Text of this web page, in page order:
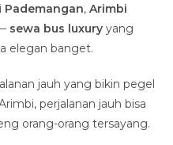
Pademangan,Arimbi
sewa bus luxury yang
elegan banget.
jauh yang bikin pegel
perjalanan jauh bisa
orang-orang tersayang.